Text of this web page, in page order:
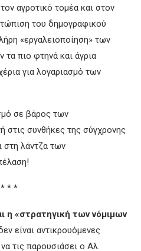
αγροτικό τομέα και στον
του δημογραφικού
«εργαλειοποίηση» των
τα πιο φτηνά και άγρια
για λογαριασμό των
σε βάρος των
στις συνθήκες της σύγχρονης
στη λάντζα των
* * *
η «στρατηγική των νόμιμων
είναι αντικρουόμενες
τις παρουσιάσει ο Αλ.